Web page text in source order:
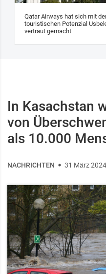
Qatar Airways hat sich mit
touristischen Potenzial
vertraut gemacht
In Kasachstan
von
als 10.000
NACHRICHTEN 31 März